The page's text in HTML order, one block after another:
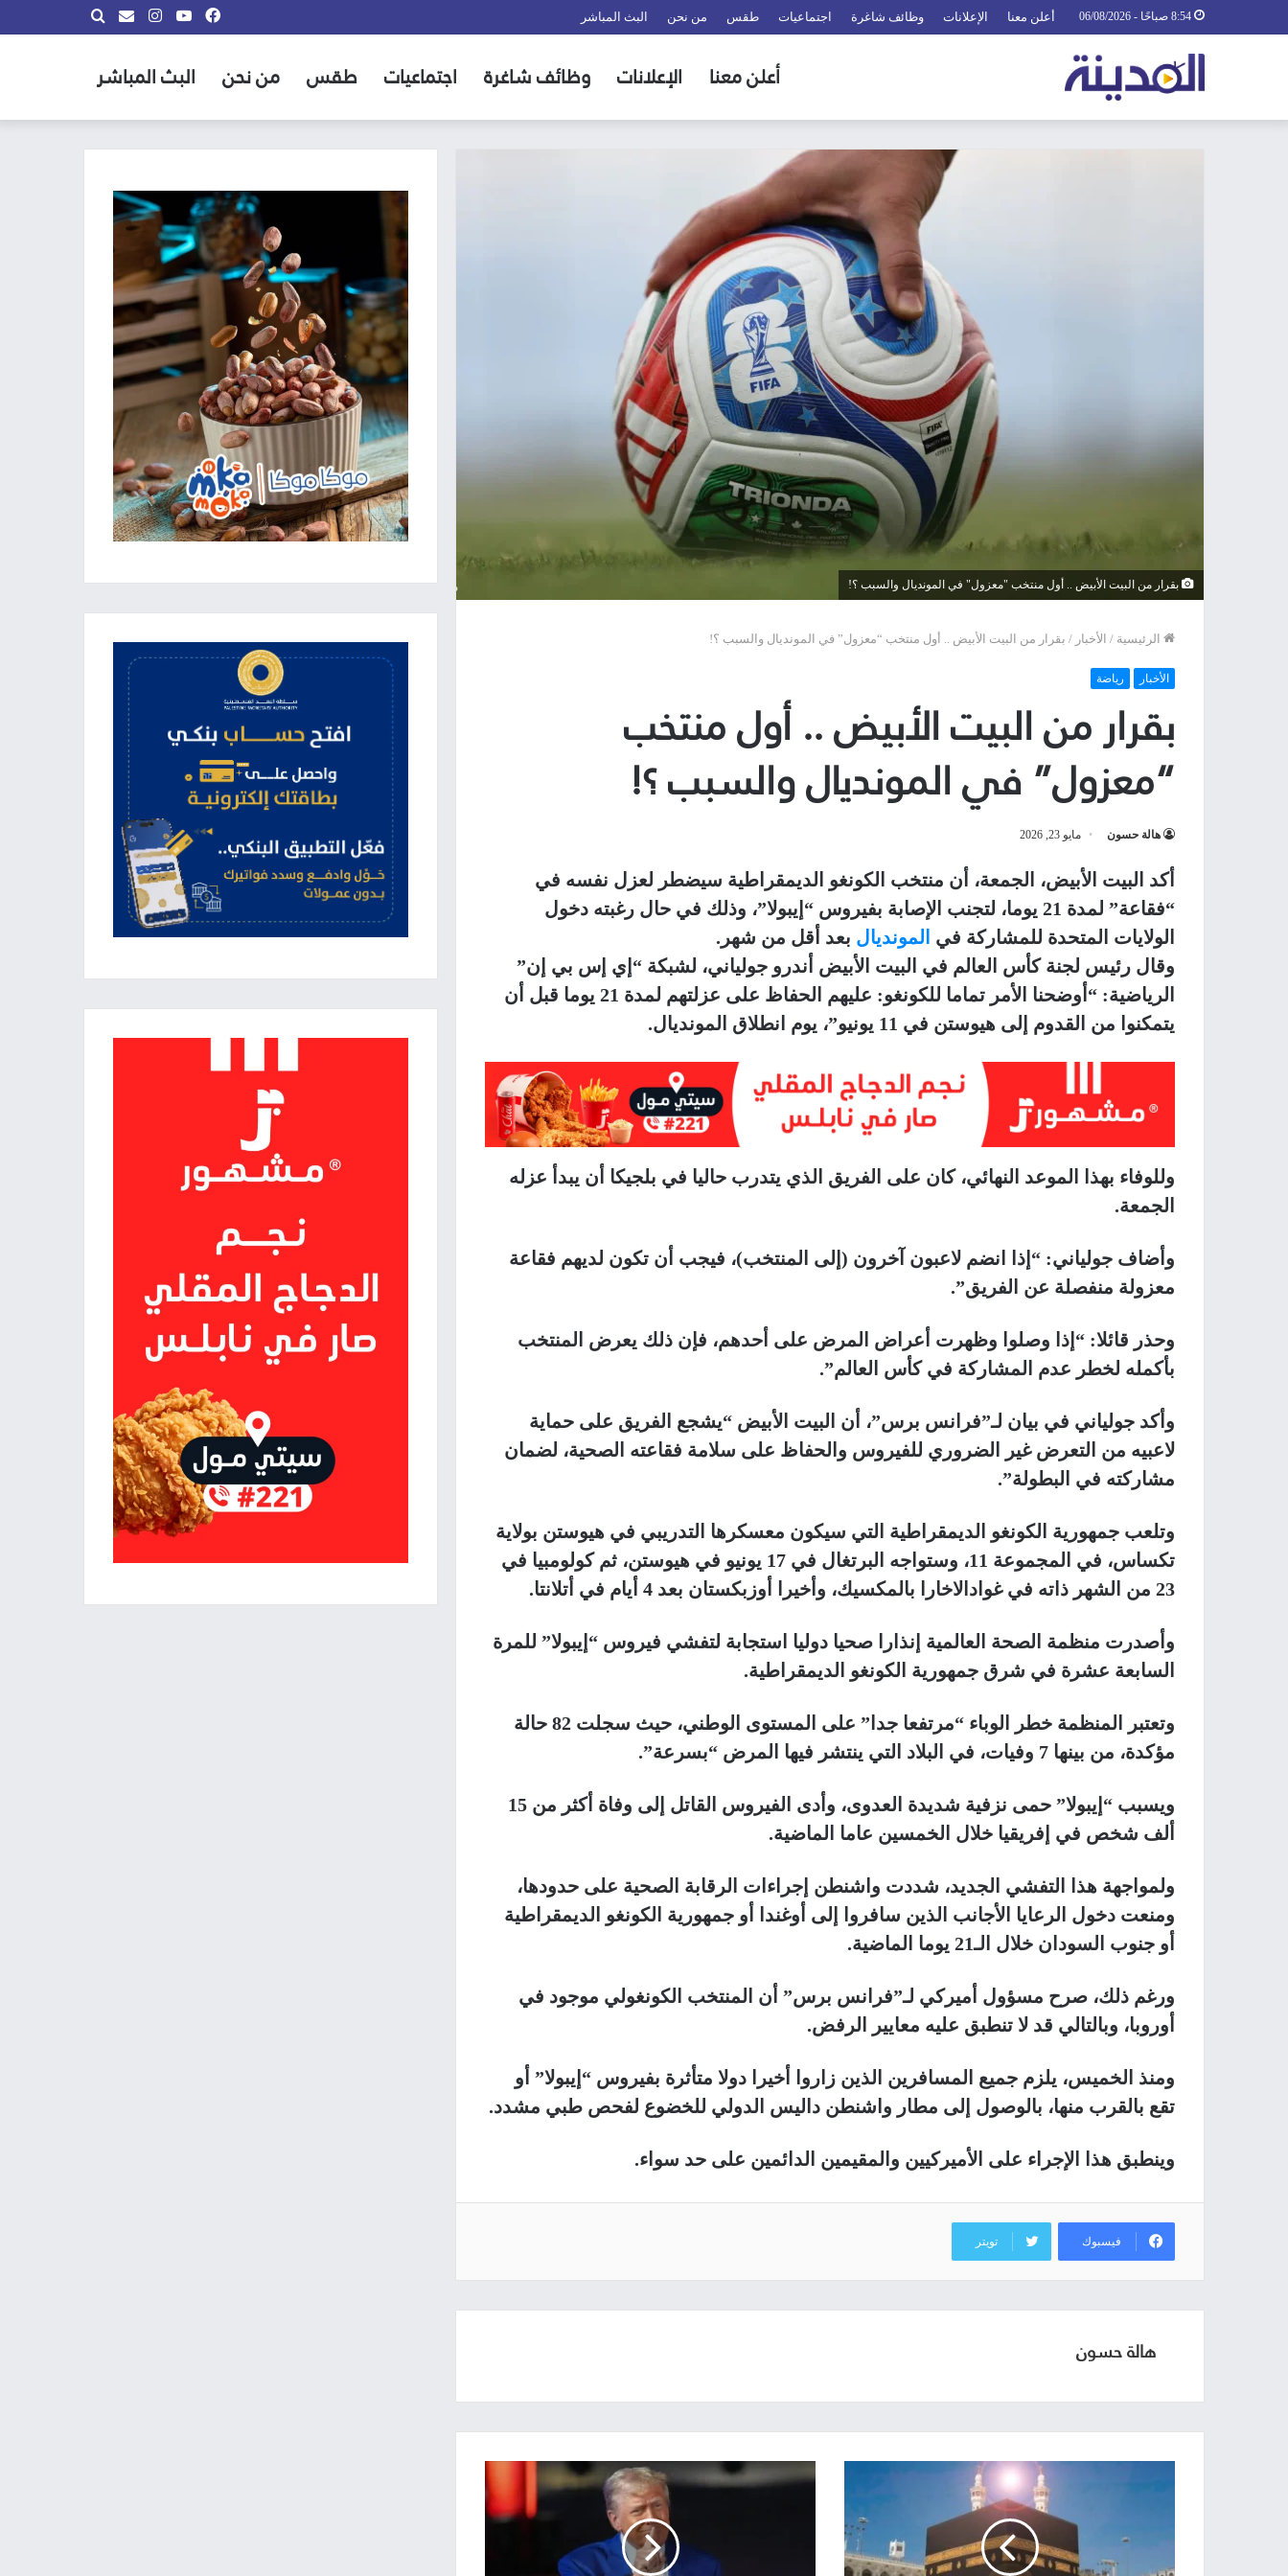
أعلن معنا الإعلانات وظائف شاغرة اجتماعيات طقس من نحن البث المباشر بحث
info@almadina.tvانستقراميوتيوب
فيسبوك
أعلن معنا الإعلانات وظائف شاغرة اجتماعيات طقس من نحن البث المباشر
بقرار من البيت الأبيض .. أول منتخب "معزول" في المونديال والسبب ؟!
الرئيسية / الأخبار / بقرار من البيت الأبيض .. أول منتخب “معزول” في المونديال والسبب ؟!
الأخبار رياضة
بقرار من البيت الأبيض .. أول منتخب
“معزول” في المونديال والسبب ؟!
هالة حسون مايو 23, 2026
أكد البيت الأبيض، الجمعة، أن منتخب الكونغو الديمقراطية سيضطر لعزل نفسه في
“فقاعة” لمدة 21 يوما، لتجنب الإصابة بفيروس “إيبولا”، وذلك في حال رغبته دخول
الولايات المتحدة للمشاركة في المونديال بعد أقل من شهر.
وقال رئيس لجنة كأس العالم في البيت الأبيض أندرو جولياني، لشبكة “إي إس بي إن”
الرياضية: “أوضحنا الأمر تماما للكونغو: عليهم الحفاظ على عزلتهم لمدة 21 يوما قبل أن
يتمكنوا من القدوم إلى هيوستن في 11 يونيو”، يوم انطلاق المونديال.
وللوفاء بهذا الموعد النهائي، كان على الفريق الذي يتدرب حاليا في بلجيكا أن يبدأ عزله
الجمعة.
وأضاف جولياني: “إذا انضم لاعبون آخرون (إلى المنتخب)، فيجب أن تكون لديهم فقاعة
معزولة منفصلة عن الفريق”.
وحذر قائلا: “إذا وصلوا وظهرت أعراض المرض على أحدهم، فإن ذلك يعرض المنتخب
بأكمله لخطر عدم المشاركة في كأس العالم”.
وأكد جولياني في بيان لـ”فرانس برس”، أن البيت الأبيض “يشجع الفريق على حماية
لاعبيه من التعرض غير الضروري للفيروس والحفاظ على سلامة فقاعته الصحية، لضمان
مشاركته في البطولة”.
وتلعب جمهورية الكونغو الديمقراطية التي سيكون معسكرها التدريبي في هيوستن بولاية
تكساس، في المجموعة 11، وستواجه البرتغال في 17 يونيو في هيوستن، ثم كولومبيا في
23 من الشهر ذاته في غوادالاخارا بالمكسيك، وأخيرا أوزبكستان بعد 4 أيام في أتلانتا.
وأصدرت منظمة الصحة العالمية إنذارا صحيا دوليا استجابة لتفشي فيروس “إيبولا” للمرة
السابعة عشرة في شرق جمهورية الكونغو الديمقراطية.
وتعتبر المنظمة خطر الوباء “مرتفعا جدا” على المستوى الوطني، حيث سجلت 82 حالة
مؤكدة، من بينها 7 وفيات، في البلاد التي ينتشر فيها المرض “بسرعة”.
ويسبب “إيبولا” حمى نزفية شديدة العدوى، وأدى الفيروس القاتل إلى وفاة أكثر من 15
ألف شخص في إفريقيا خلال الخمسين عاما الماضية.
ولمواجهة هذا التفشي الجديد، شددت واشنطن إجراءات الرقابة الصحية على حدودها،
ومنعت دخول الرعايا الأجانب الذين سافروا إلى أوغندا أو جمهورية الكونغو الديمقراطية
أو جنوب السودان خلال الـ21 يوما الماضية.
ورغم ذلك، صرح مسؤول أميركي لـ”فرانس برس” أن المنتخب الكونغولي موجود في
أوروبا، وبالتالي قد لا تنطبق عليه معايير الرفض.
ومنذ الخميس، يلزم جميع المسافرين الذين زاروا أخيرا دولا متأثرة بفيروس “إيبولا” أو
تقع بالقرب منها، بالوصول إلى مطار واشنطن داليس الدولي للخضوع لفحص طبي مشدد.
وينطبق هذا الإجراء على الأميركيين والمقيمين الدائمين على حد سواء.
فيسبوك تويتر
هالة حسون